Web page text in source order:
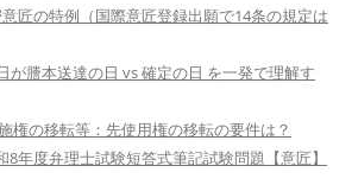
匠の特例（国際意匠登録出願で14条の規定は
が謄本送達の日 vs 確定の日 を一発で理解す
権の移転等：先使用権の移転の要件は？
8年度弁理士試験短答式筆記試験問題【意匠】